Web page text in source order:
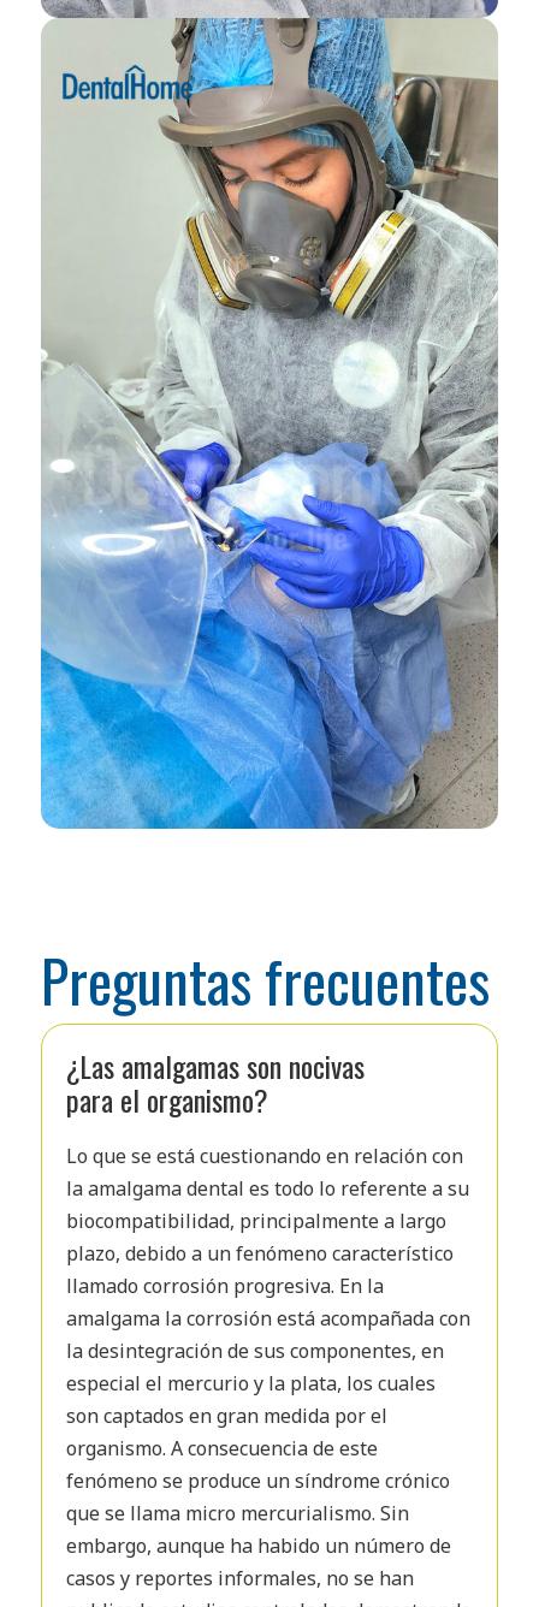
Preguntas frecuentes
¿Las amalgamas son nocivas
para el organismo?
Lo que se está cuestionando en relación con
la amalgama dental es todo lo referente a su
biocompatibilidad, principalmente a largo
plazo, debido a un fenómeno característico
llamado corrosión progresiva. En la
amalgama la corrosión está acompañada con
la desintegración de sus componentes, en
especial el mercurio y la plata, los cuales
son captados en gran medida por el
organismo. A consecuencia de este
fenómeno se produce un síndrome crónico
que se llama micro mercurialismo. Sin
embargo, aunque ha habido un número de
casos y reportes informales, no se han